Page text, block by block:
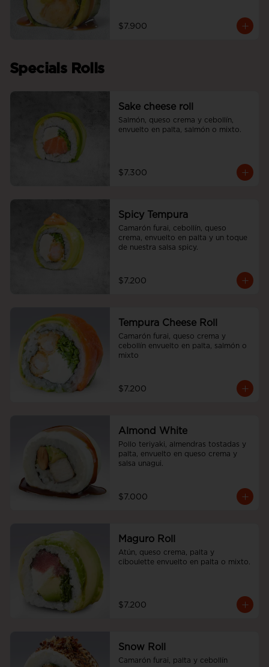
$7.900
Specials Rolls
Sake cheese roll
Salmón, queso crema y cebollín,
envuelto en palta, salmón o mixto.
$7.300
Spicy Tempura
Camarón furai, cebollín, queso
crema, envuelto en palta y un toque
de nuestra salsa spicy.
$7.200
Tempura Cheese Roll
Camarón furai, queso crema y
cebollín envuelto en palta, salmón o
mixto
$7.200
Almond White
Pollo teriyaki, almendras tostadas y
palta, envuelto en queso crema y
salsa unagui.
$7.000
Maguro Roll
Atún, queso crema, palta y
ciboulette envuelto en palta o mixto.
$7.200
Snow Roll
Camarón furai, palta y cebollín